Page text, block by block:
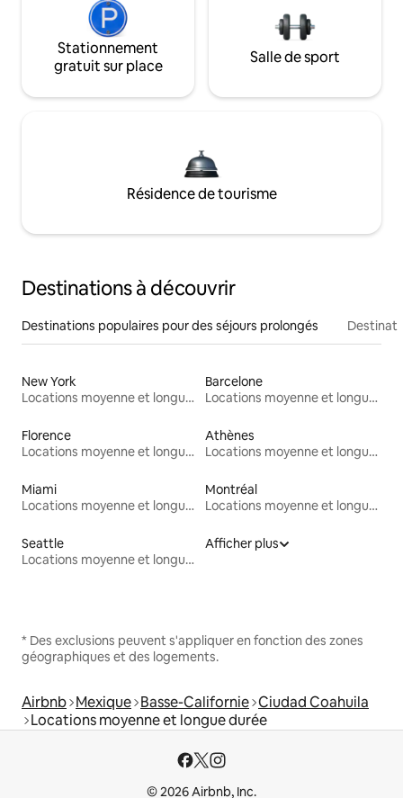
Stationnement
gratuit sur place
Salle de sport
Résidence de tourisme
Destinations à découvrir
Destinations populaires pour des séjours prolongés
New York
Locations moyenne et longue durée
Barcelone
Locations moyenne et longue durée
Florence
Locations moyenne et longue durée
Athènes
Locations moyenne et longue durée
Miami
Locations moyenne et longue durée
Montréal
Locations moyenne et longue durée
Seattle
Locations moyenne et longue durée
Afficher plus
* Des exclusions peuvent s'appliquer en fonction des zones
géographiques et des logements.
Airbnb Mexique Basse-Californie Ciudad Coahuila
Locations moyenne et longue durée
© 2026 Airbnb, Inc.